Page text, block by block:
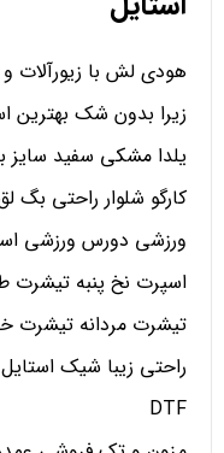
هودی لش با
زیرا بدون شک بهترین
یلدا مشکی سفید سایز
کارگو شلوار راحتی بگ
ورزشی دورس ورزشی
اسپرت نخ پنبه تیشرت
تیشرت مردانه تیشرت
راحتی زیبا شیک
DTF